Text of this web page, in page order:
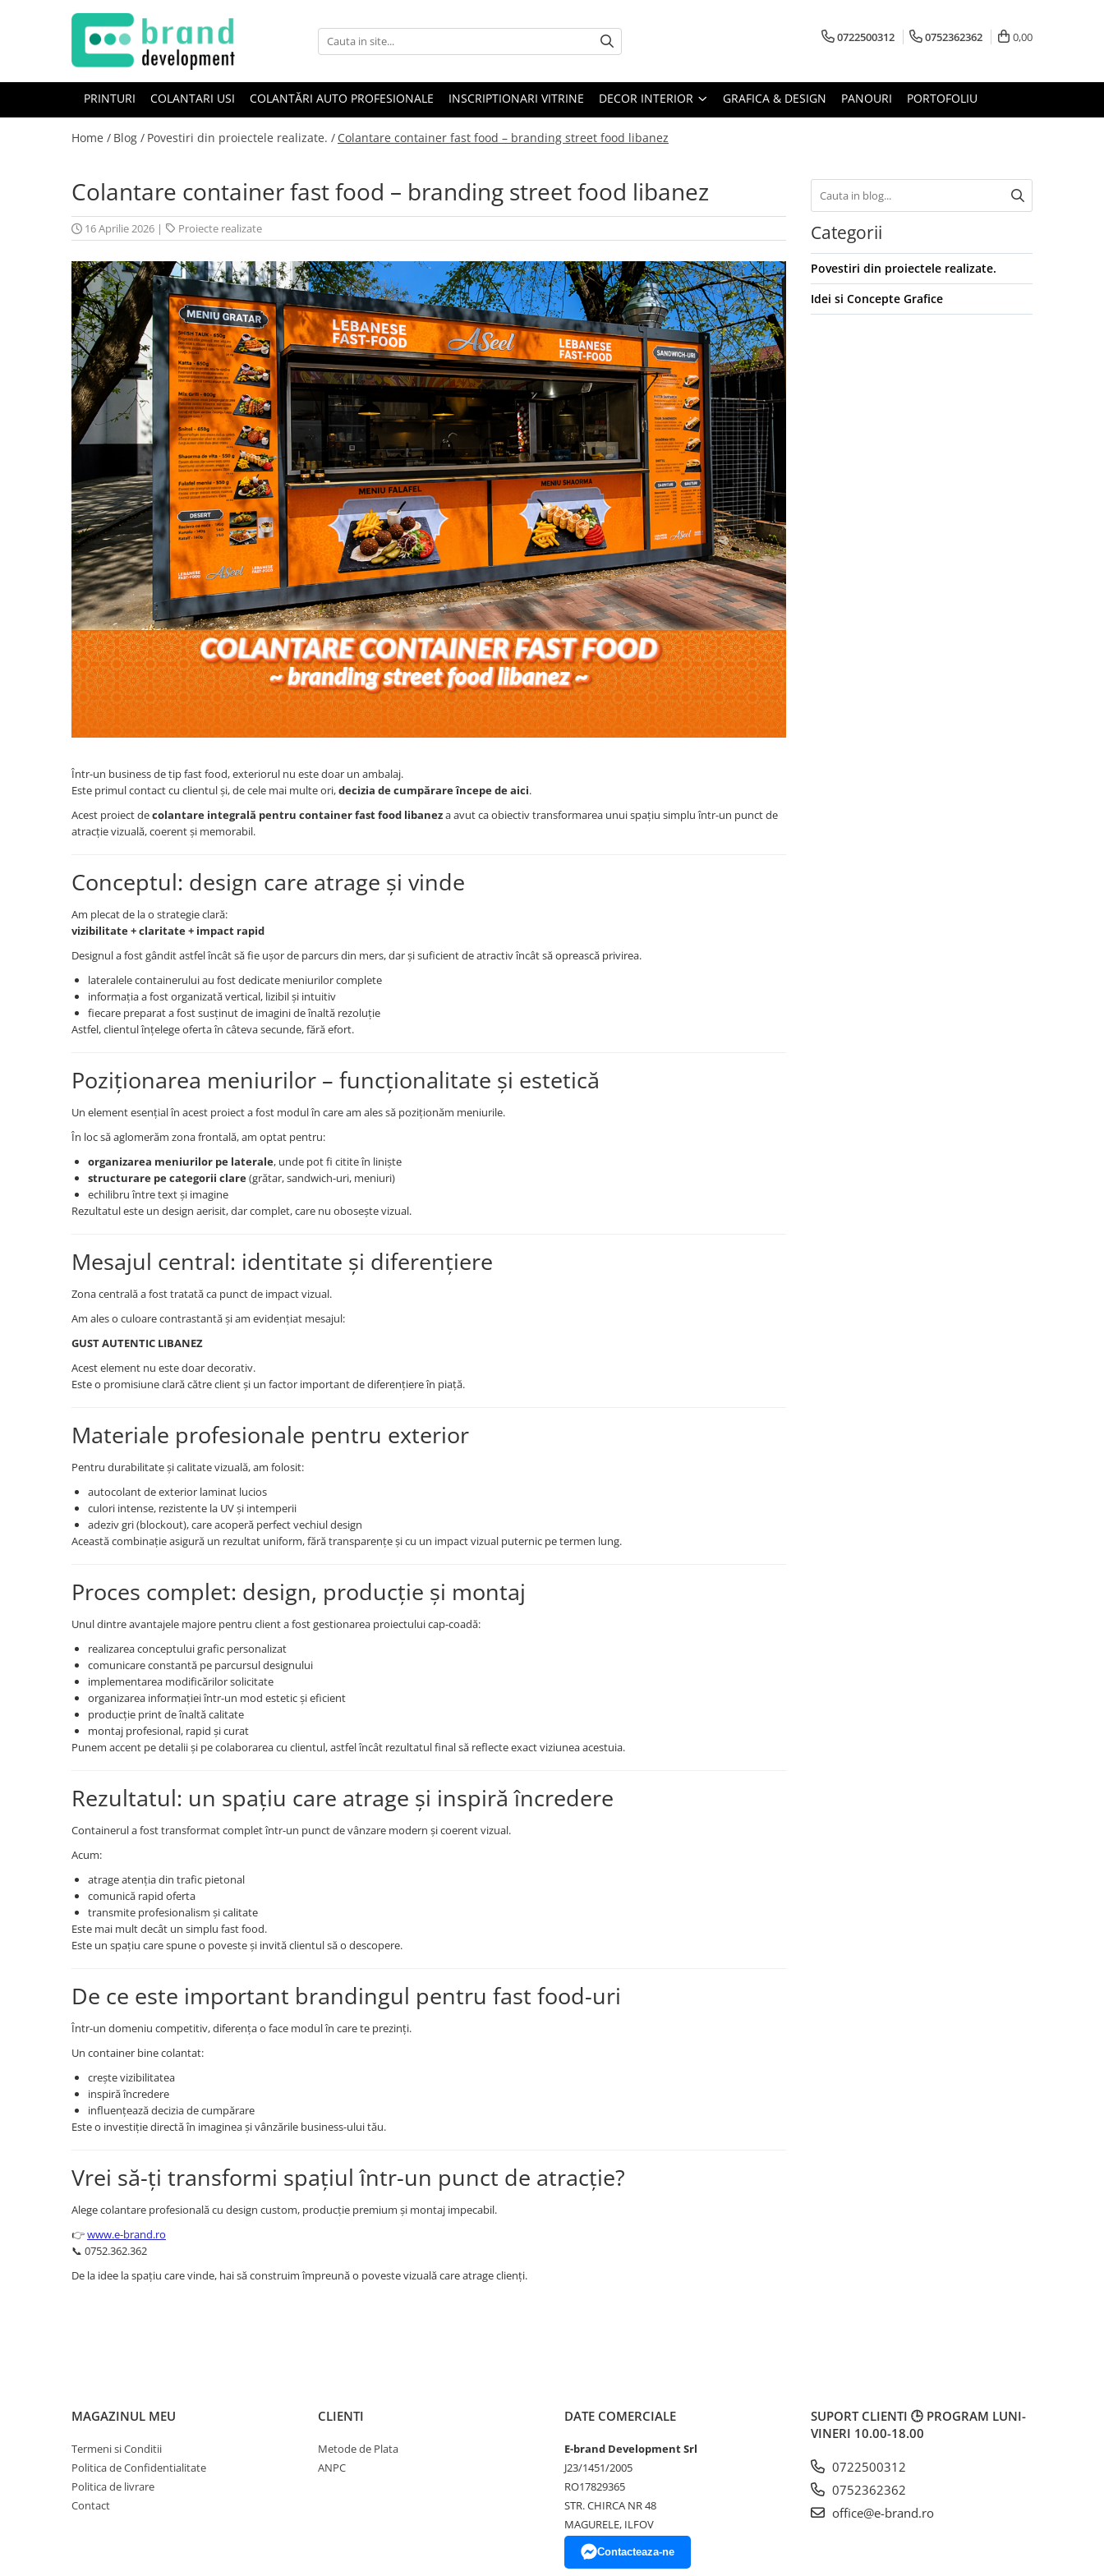
Decor Interior
Office Elixir Capsule
Tablouri Canvas
0722500312 0752362362 0,00
PRINTURI COLANTARI USI COLANTĂRI AUTO PROFESIONALE INSCRIPTIONARI VITRINE DECOR INTERIOR GRAFICA & DESIGN PANOURI PORTOFOLIU
Home / Blog / Povestiri din proiectele realizate. / Colantare container fast food – branding street food libanez
Colantare container fast food – branding street food libanez
16 Aprilie 2026 | Proiecte realizate
Într-un business de tip fast food, exteriorul nu este doar un ambalaj.
Este primul contact cu clientul și, de cele mai multe ori,decizia de cumpărare începe de aici.
Acest proiect decolantare integrală pentru container fast food libaneza avut ca obiectiv transformarea unui spațiu simplu într-un punct de
atracție vizuală, coerent și memorabil.
Conceptul: design care atrage și vinde
Am plecat de la o strategie clară:
vizibilitate + claritate + impact rapid
Designul a fost gândit astfel încât să fie ușor de parcurs din mers, dar și suficient de atractiv încât să oprească privirea.
lateralele containerului au fost dedicate meniurilor complete
informația a fost organizată vertical, lizibil și intuitiv
fiecare preparat a fost susținut de imagini de înaltă rezoluție
Astfel, clientul înțelege oferta în câteva secunde, fără efort.
Poziționarea meniurilor – funcționalitate și estetică
Un element esențial în acest proiect a fost modul în care am ales să poziționăm meniurile.
În loc să aglomerăm zona frontală, am optat pentru:
organizarea meniurilor pe laterale, unde pot fi citite în liniște
structurare pe categorii clare(grătar, sandwich-uri, meniuri)
echilibru între text și imagine
Rezultatul este un design aerisit, dar complet, care nu obosește vizual.
Mesajul central: identitate și diferențiere
Zona centrală a fost tratată ca punct de impact vizual.
Am ales o culoare contrastantă și am evidențiat mesajul:
GUST AUTENTIC LIBANEZ
Acest element nu este doar decorativ.
Este o promisiune clară către client și un factor important de diferențiere în piață.
Materiale profesionale pentru exterior
Pentru durabilitate și calitate vizuală, am folosit:
autocolant de exterior laminat lucios
culori intense, rezistente la UV și intemperii
adeziv gri (blockout), care acoperă perfect vechiul design
Această combinație asigură un rezultat uniform, fără transparențe și cu un impact vizual puternic pe termen lung.
Proces complet: design, producție și montaj
Unul dintre avantajele majore pentru client a fost gestionarea proiectului cap-coadă:
realizarea conceptului grafic personalizat
comunicare constantă pe parcursul designului
implementarea modificărilor solicitate
organizarea informației într-un mod estetic și eficient
producție print de înaltă calitate
montaj profesional, rapid și curat
Punem accent pe detalii și pe colaborarea cu clientul, astfel încât rezultatul final să reflecte exact viziunea acestuia.
Rezultatul: un spațiu care atrage și inspiră încredere
Containerul a fost transformat complet într-un punct de vânzare modern și coerent vizual.
Acum:
atrage atenția din trafic pietonal
comunică rapid oferta
transmite profesionalism și calitate
Este mai mult decât un simplu fast food.
Este un spațiu care spune o poveste și invită clientul să o descopere.
De ce este important brandingul pentru fast food-uri
Într-un domeniu competitiv, diferența o face modul în care te prezinți.
Un container bine colantat:
crește vizibilitatea
inspiră încredere
influențează decizia de cumpărare
Este o investiție directă în imaginea și vânzările business-ului tău.
Vrei să-ți transformi spațiul într-un punct de atracție?
Alege colantare profesională cu design custom, producție premium și montaj impecabil.
👉www.e-brand.ro
📞 0752.362.362
De la idee la spațiu care vinde, hai să construim împreună o poveste vizuală care atrage clienți.
Categorii
Povestiri din proiectele realizate.
Idei si Concepte Grafice
MAGAZINUL MEU
Termeni si Conditii
Politica de Confidentialitate
Politica de livrare
Contact
CLIENTI
Metode de Plata
ANPC
DATE COMERCIALE
E-brand Development Srl
J23/1451/2005
RO17829365
STR. CHIRCA NR 48
MAGURELE, ILFOV
Contacteaza-ne
SUPORT CLIENTI 🕒 PROGRAM LUNI-
VINERI 10.00-18.00
0722500312
0752362362
office@e-brand.ro